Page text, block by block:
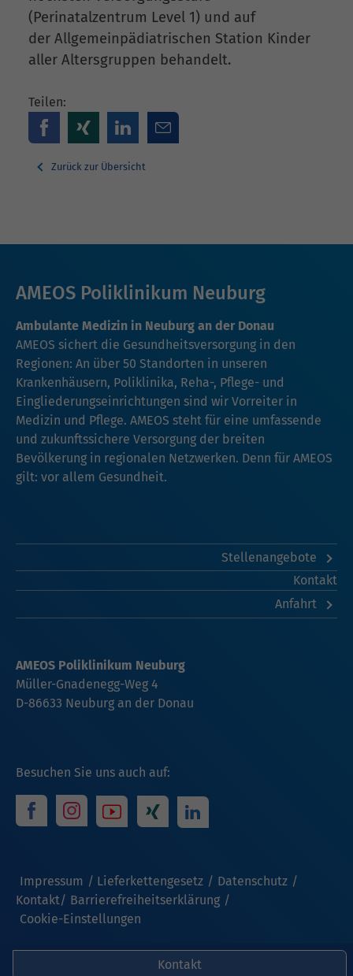
Kontakt
(Perinatalzentrum Level 1) und auf
der Allgemeinpädiatrischen Station Kinder
aller Altersgruppen behandelt.
Teilen:
Zurück zur Übersicht
AMEOS Poliklinikum Neuburg
Ambulante Medizin in Neuburg an der Donau
AMEOS sichert die Gesundheitsversorgung in den
Regionen: An über 50 Standorten in unseren
Krankenhäusern, Poliklinika, Reha-, Pflege- und
Eingliederungseinrichtungen sind wir Vorreiter in
Medizin und Pflege. AMEOS steht für eine umfassende
und zukunftssichere Versorgung der breiten
Bevölkerung in regionalen Netzwerken. Denn für AMEOS
gilt: vor allem Gesundheit.
Stellenangebote
Kontakt
Anfahrt
Besuchen Sie uns auch auf:
Impressum Lieferkettengesetz
Datenschutz
Kontakt
Barrierefreiheitserklärung
Cookie-Einstellungen
AMEOS Poliklinikum Neuburg
Müller-Gnadenegg-Weg 4
D-86633 Neuburg an der Donau